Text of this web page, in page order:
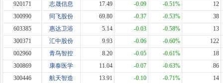
920171
志晟信息 17.49 -0.09 -0.51%
12
300990
同飞股份 69.80 -0.37 -0.53%
38
603385
惠达卫浴 5.14 -0.03 -0.58%
13
300371
汇中股份 9.93 -0.06 -0.60%
122
002960
青鸟智控 8.20 -0.05 -0.61%
18
300869
康泰医学 11.04 -0.07 -0.63%
86
300446
航天智造 13.91 -0.10 -0.71%
14